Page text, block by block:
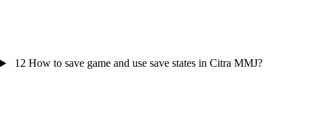
12 How to save game and use save states in Citra MMJ?